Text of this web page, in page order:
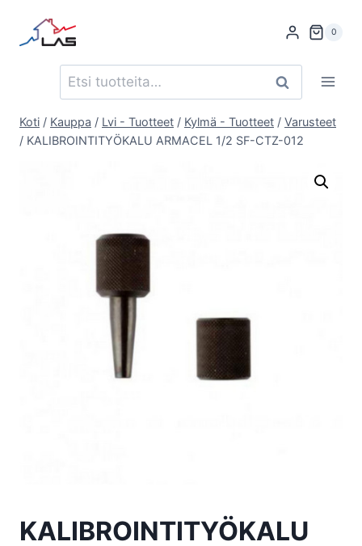
sisältöön
0
Etsi: Haku
Koti / Kauppa / Lvi - Tuotteet / Kylmä - Tuotteet / Varusteet
/ KALIBROINTITYÖKALU ARMACEL 1/2 SF-CTZ-012
KALIBROINTITYÖKALU